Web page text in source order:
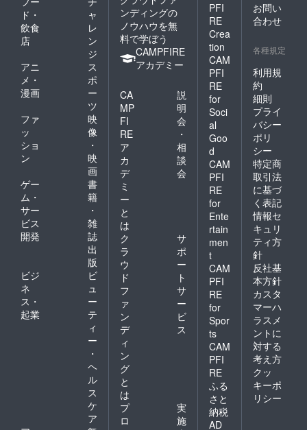
ド・
飲食
店
ャ
レ
ン
ジ
アニ
メ・
漫画
ス
ポ
ー
ツ
ファ
ッ
ショ
ン
映
像
・
映
画
ゲー
ム・
サー
ビス
開発
書
籍
・
雑
誌
出
版
ビジ
ネ
ス・
起業
ビ
ュ
ー
テ
ィ
ー
・
ヘ
ル
ス
ケ
ア
ンディングの
ノウハウを無
料で学ぼう
CAMPFIRE
アカデミー
CA
MP
FI
RE
ア
カ
デ
ミ
ー
と
は
説
明
会
・
相
談
会
ク
ラ
ウ
ド
フ
ァ
ン
デ
ィ
ン
グ
と
は
サ
ポ
ー
ト
サ
ー
ビ
ス
プ
ロ
実
施
PFI
RE
Crea
tion
CAM
PFI
RE
for
Soci
al
Goo
d
CAM
PFI
RE
for
Ente
rtain
men
t
CAM
PFI
RE
for
Spor
ts
CAM
PFI
RE
ふる
さと
納税
AD
お問い
合わせ
各種規定
利用規
約
細則
プライ
バシー
ポリ
シー
特定商
取引法
に基づ
く表記
情報セ
キュリ
ティ方
針
反社基
本方針
カスタ
マーハ
ラスメ
ントに
対する
考え方
クッ
キーポ
リシー